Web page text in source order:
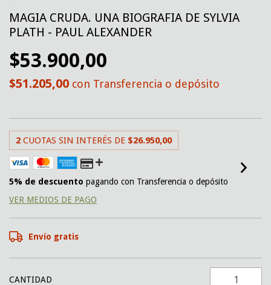
MAGIA CRUDA. UNA BIOGRAFIA DE SYLVIA
PLATH - PAUL ALEXANDER
$53.900,00
$51.205,00 con Transferencia o depósito
2 CUOTAS SIN INTERÉS DE $26.950,00
5% de descuento pagando con Transferencia o depósito
VER MEDIOS DE PAGO
Envío gratis
CANTIDAD